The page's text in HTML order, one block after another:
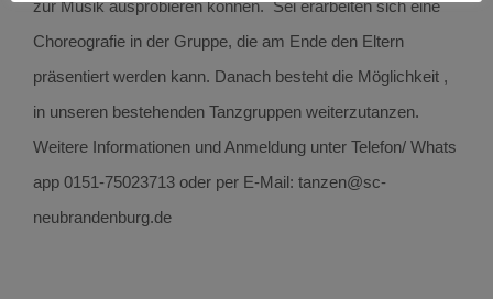
zur Musik ausprobieren können. Sei erarbeiten sich eine
Choreografie in der Gruppe, die am Ende den Eltern
präsentiert werden kann. Danach besteht die Möglichkeit ,
in unseren bestehenden Tanzgruppen weiterzutanzen.
Weitere Informationen und Anmeldung unter Telefon/ Whats
app 0151-75023713 oder per E-Mail: tanzen@sc-
neubrandenburg.de